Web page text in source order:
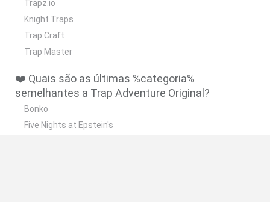
Trapz.io
Knight Traps
Trap Craft
Trap Master
❤️ Quais são as últimas %categoria%
semelhantes a Trap Adventure Original?
Bonko
Five Nights at Epstein's